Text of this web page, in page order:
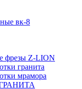
вк-8
фрезы Z-LION
гранита
мрамора